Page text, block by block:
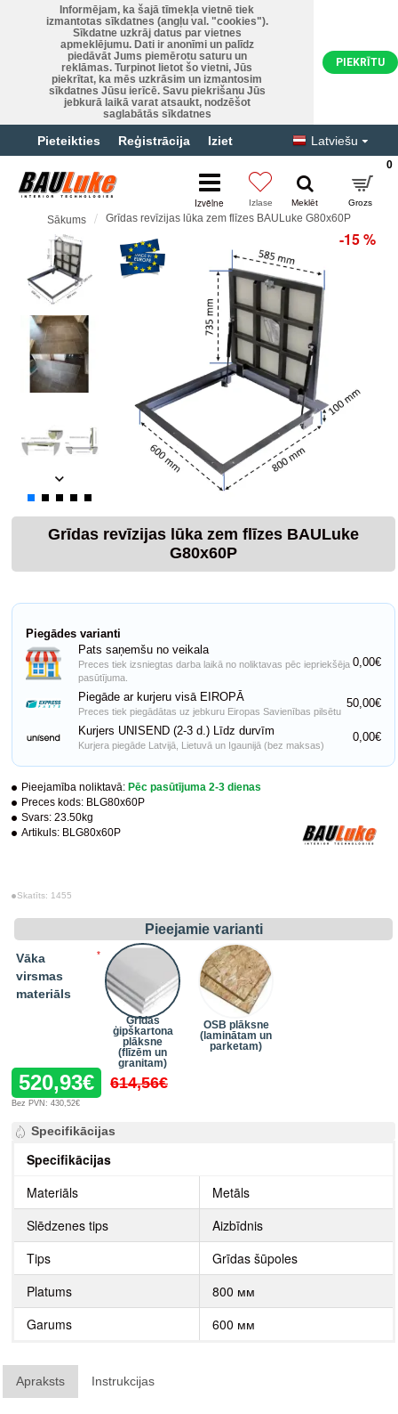
Informējam, ka šajā tīmekļa vietnē tiek
izmantotas sīkdatnes (angļu val. "cookies").
Sīkdatne uzkrāj datus par vietnes
apmeklējumu. Dati ir anonīmi un palīdz
piedāvāt Jums piemērotu saturu un
reklāmas. Turpinot lietot šo vietni, Jūs
piekrītat, ka mēs uzkrāsim un izmantosim
sīkdatnes Jūsu ierīcē. Savu piekrišanu Jūs
jebkurā laikā varat atsaukt, nodzēšot
saglabātās sīkdatnes
PIEKRĪTU
Pieteikties Reģistrācija Iziet Latviešu
0
Sākums Grīdas revīzijas lūka zem flīzes BAULuke G80x60P
-15 %
Grīdas revīzijas lūka zem flīzes BAULuke
G80x60P
Pieejamība noliktavā: Pēc pasūtījuma 2-3 dienas
Preces kods: BLG80x60P
Svars: 23.50kg
Artikuls: BLG80x60P
Skatīts: 1455
520,93€ 614,56€
Bez PVN: 430,52€
Pieejamie varianti
Vāka
virsmas
materiāls
Grīdas
ģipškartona
plāksne
(flīzēm un
granitam)
OSB plāksne
(laminātam un
parketam)
Piegādes varianti
Pats saņemšu no veikala
Preces tiek izsniegtas darba laikā no noliktavas pēc iepriekšēja
pasūtījuma.
0,00€
Piegāde ar kurjeru visā EIROPĀ
Preces tiek piegādātas uz jebkuru Eiropas Savienības pilsētu
50,00€
Kurjers UNISEND (2-3 d.) Līdz durvīm
Kurjera piegāde Latvijā, Lietuvā un Igaunijā (bez maksas)
0,00€
Specifikācijas
Specifikācijas
Materiāls
Metāls
Slēdzenes tips
Aizbīdnis
Tips
Grīdas šūpoles
Platums
800 мм
Garums
600 мм
Apraksts Instrukcijas